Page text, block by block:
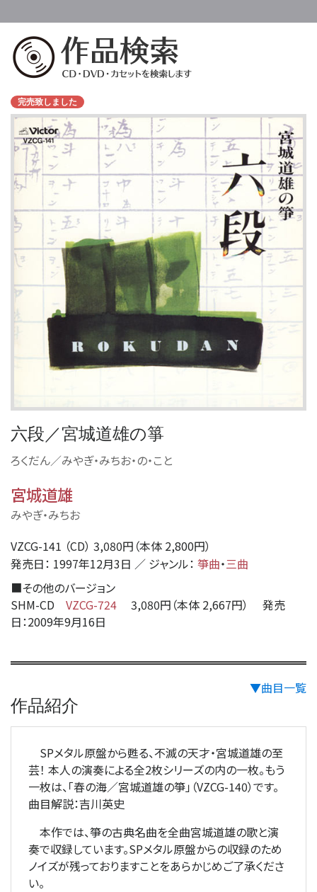
完売致しました
六段／宮城道雄の箏
ろくだん／みやぎ・みちお・の・こと
宮城道雄
みやぎ・みちお
VZCG-141 （CD） 3,080円（本体 2,800円）
発売日： 1997年12月3日 ／ ジャンル： 箏曲・三曲
■その他のバージョン
SHM-CD VZCG-724 3,080円（本体 2,667円） 発売
日：2009年9月16日
▼曲目一覧
作品紹介
SPメタル原盤から甦る、不滅の天才・宮城道雄の至
芸！ 本人の演奏による全2枚シリーズの内の一枚。もう
一枚は、「春の海／宮城道雄の箏」（VZCG-140）です。
曲目解説：吉川英史
本作では、箏の古典名曲を全曲宮城道雄の歌と演
奏で収録しています。SPメタル原盤からの収録のため
ノイズが残っておりますことをあらかじめご了承くださ
い。